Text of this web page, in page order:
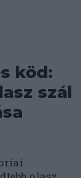
köd:
szál